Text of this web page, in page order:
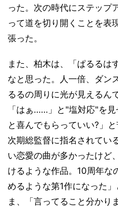
った。次の時代にステップ
って道を切り開くことを表
張った。
また、柏木は、「ぱるるは
なと思った。人一倍、ダン
るるの周りに光が見えるん
「はぁ……」と"塩対応"を
と喜んでもらっていい?」
次期総監督に指名されてい
い恋愛の曲が多かったけど
けるような作品。10周年な
めるような第1作になった
ま、「言ってること分か